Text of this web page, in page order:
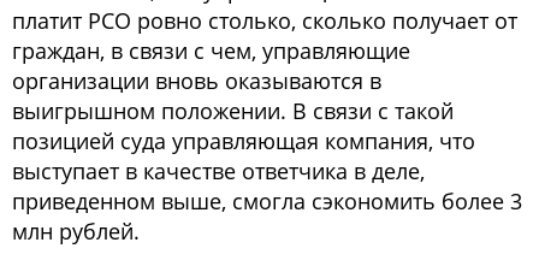
платит РСО ровно столько, сколько получает от
граждан, в связи с чем, управляющие
организации вновь оказываются в
выигрышном положении. В связи с такой
позицией суда управляющая компания, что
выступает в качестве ответчика в деле,
приведенном выше, смогла сэкономить более 3
млн рублей.